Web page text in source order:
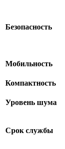
Безопасность
Мобильность
Компактность
Уровень шума
Срок службы